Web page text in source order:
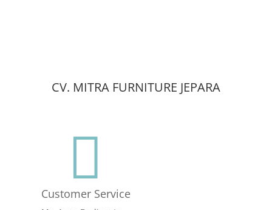
CV. MITRA FURNITURE JEPARA

Customer Service